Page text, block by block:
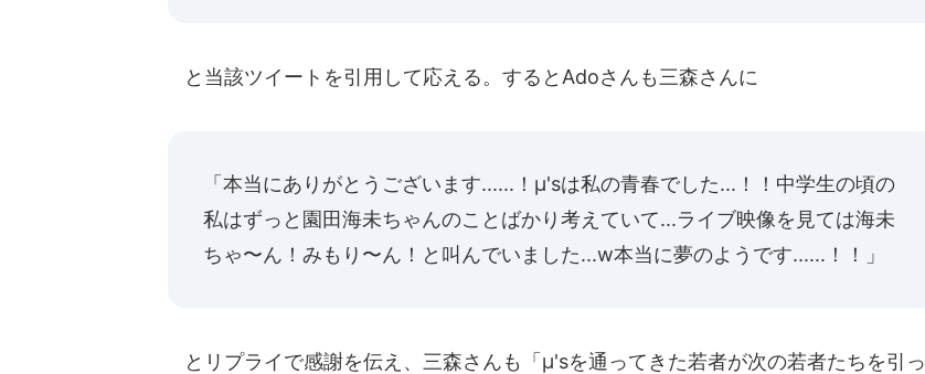
と当該ツイートを引用して応える。するとAdoさんも三森さんに
「本当にありがとうございます......！μ'sは私の青春でした...！！中学生の頃の
私はずっと園田海未ちゃんのことばかり考えていて...ライブ映像を見ては海未
ちゃ〜ん！みもり〜ん！と叫んでいました...w本当に夢のようです......！！」
とリプライで感謝を伝え、三森さんも「μ'sを通ってきた若者が次の若者たちを引っ